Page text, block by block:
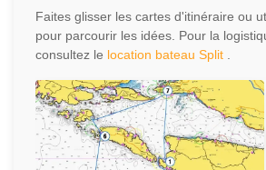
Faites glisser les cartes d'itinéraire ou
pour parcourir les idées. Pour la
consultez le location bateau Split